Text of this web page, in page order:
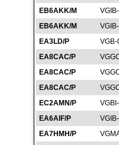
EB6AKK/M
EB6AKK/M
EA3LD/P
EA8CAC/P
EA8CAC/P
EA8CAC/P
EC2AMN/P
EA6AIF/P
EA7HMH/P